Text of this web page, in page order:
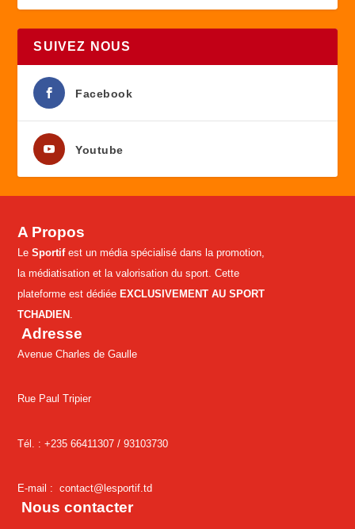
SUIVEZ NOUS
Facebook
Youtube
A Propos
LeSportifest un média spécialisé dans la promotion,
la médiatisation et la valorisation du sport. Cette
plateforme est dédiée EXCLUSIVEMENT AU SPORT
TCHADIEN
Adresse
Avenue Charles de Gaulle
Rue Paul Tripier
Tél. : +235 66411307 /93103730
E-mail :contact@lesportif.td
Nous contacter